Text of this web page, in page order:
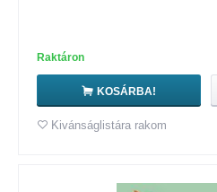
Raktáron
KOSÁRBA!
Kivánságlistára rakom